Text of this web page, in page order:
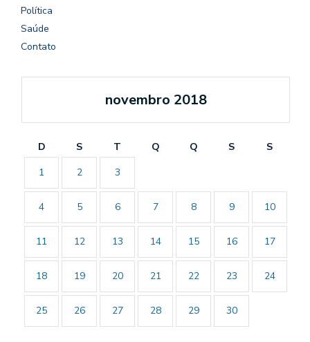
Política
Saúde
Contato
novembro 2018
D S T Q Q S
S
1
2 3
4 5 6 7 8 9 10
11 12 13 14 15 16 17
18 19 20 21 22 23 24
25 26 27 28 29 30